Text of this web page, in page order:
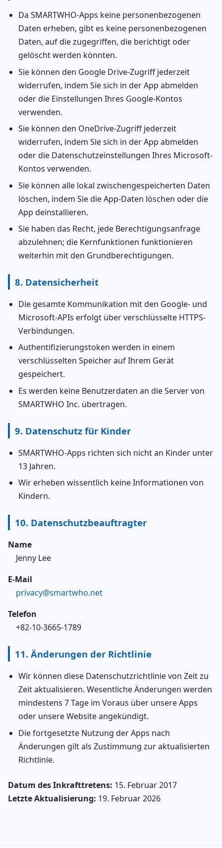
Da SMARTWHO-Apps keine personenbezogenen
Daten erheben, gibt es keine personenbezogenen
Daten, auf die zugegriffen, die berichtigt oder
gelöscht werden könnten.
Sie können den Google Drive-Zugriff jederzeit
widerrufen, indem Sie sich in der App abmelden
oder die Einstellungen Ihres Google-Kontos
verwenden.
Sie können den OneDrive-Zugriff jederzeit
widerrufen, indem Sie sich in der App abmelden
oder die Datenschutzeinstellungen Ihres Microsoft-
Kontos verwenden.
Sie können alle lokal zwischengespeicherten Daten
löschen, indem Sie die App-Daten löschen oder die
App deinstallieren.
Sie haben das Recht, jede Berechtigungsanfrage
abzulehnen; die Kernfunktionen funktionieren
weiterhin mit den Grundberechtigungen.
8. Datensicherheit
Die gesamte Kommunikation mit den Google- und
Microsoft-APIs erfolgt über verschlüsselte HTTPS-
Verbindungen.
Authentifizierungstoken werden in einem
verschlüsselten Speicher auf Ihrem Gerät
gespeichert.
Es werden keine Benutzerdaten an die Server von
SMARTWHO Inc. übertragen.
9. Datenschutz für Kinder
SMARTWHO-Apps richten sich nicht an Kinder unter
13 Jahren.
Wir erheben wissentlich keine Informationen von
Kindern.
10. Datenschutzbeauftragter
Name
Jenny Lee
E-Mail
privacy@smartwho.net
Telefon
+82-10-3665-1789
11. Änderungen der Richtlinie
Wir können diese Datenschutzrichtlinie von Zeit zu
Zeit aktualisieren. Wesentliche Änderungen werden
mindestens 7 Tage im Voraus über unsere Apps
oder unsere Website angekündigt.
Die fortgesetzte Nutzung der Apps nach
Änderungen gilt als Zustimmung zur aktualisierten
Richtlinie.
Datum des Inkrafttretens: 15. Februar 2017
Letzte Aktualisierung: 19. Februar 2026